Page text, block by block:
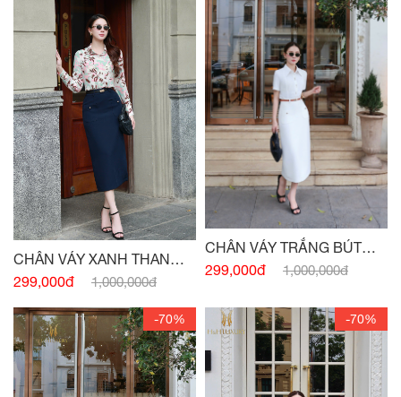
CHÂN VÁY XANH THAN
BÚT CHÌ XUÔNG TÚI
299,000đ 1,000,000đ
CHÂN VÁY TRẮNG BÚT
CHÌ XUÔNG TÚI
299,000đ 1,000,000đ
-70% -70%